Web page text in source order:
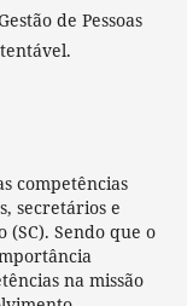
de Pessoas
competências
secretários e
Sendo que o
na missão